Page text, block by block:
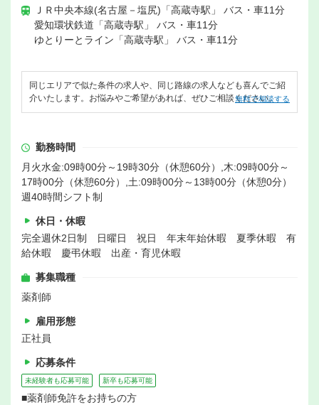
ＪＲ中央本線(名古屋－塩尻)「高蔵寺駅」 バス・車11分
愛知環状鉄道「高蔵寺駅」 バス・車11分
ゆとりーとライン「高蔵寺駅」 バス・車11分
同じエリアで似た条件の求人や、同じ路線の求人なども喜んでご紹
介いたします。お悩みやご希望があれば、ぜひご相談ください。
無料で相談する
勤務時間
月火水金:09時00分～19時30分（休憩60分）,木:09時00分～
17時00分（休憩60分）,土:09時00分～13時00分（休憩0分）
週40時間シフト制
休日・休暇
完全週休2日制 日曜日 祝日 年末年始休暇 夏季休暇 有
給休暇 慶弔休暇 出産・育児休暇
募集職種
薬剤師
雇用形態
正社員
応募条件
未経験者も応募可能 新卒も応募可能
■薬剤師免許をお持ちの方